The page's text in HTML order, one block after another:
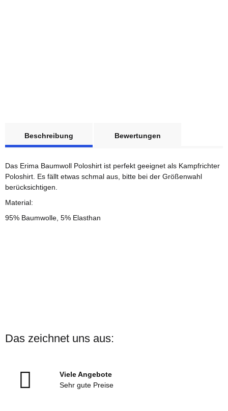
Druck Poloshirt
Baumwolle Herren M
Lieferzeit:1 - 3 Werktage(DE
Beschreibung
Bewertungen
Das Erima Baumwoll Poloshirt ist perfekt geeignet als Kampfrichter
Poloshirt. Es fällt etwas schmal aus, bitte bei der Größenwahl
berücksichtigen.
Material:
95% Baumwolle, 5% Elasthan
Das zeichnet uns aus:
Viele Angebote
Sehr gute Preise